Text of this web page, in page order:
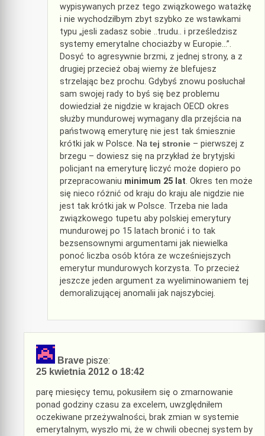
wypisywanych przez tego związkowego watażkę
i nie wychodziłbym zbyt szybko ze wstawkami
typu „jesli zadasz sobie ..trudu.. i prześledzisz
systemy emerytalne chociażby w Europie…”.
Dosyć to agresywnie brzmi, z jednej strony, a z
drugiej przecież obaj wiemy że blefujesz
strzelając bez prochu. Gdybyś znowu posłuchał
sam swojej rady to byś się bez problemu
dowiedział że nigdzie w krajach OECD okres
służby mundurowej wymagany dla przejścia na
państwową emeryturę nie jest tak śmiesznie
krótki jak w Polsce. Na tej stronie – pierwszej z
brzegu – dowiesz się na przykład że brytyjski
policjant na emeryturę liczyć może dopiero po
przepracowaniu minimum 25 lat. Okres ten może
się nieco różnić od kraju do kraju ale nigdzie nie
jest tak krótki jak w Polsce. Trzeba nie lada
związkowego tupetu aby polskiej emerytury
mundurowej po 15 latach bronić i to tak
bezsensownymi argumentami jak niewielka
ponoć liczba osób która ze wcześniejszych
emerytur mundurowych korzysta. To przecież
jeszcze jeden argument za wyeliminowaniem tej
demoralizującej anomalii jak najszybciej.
Brave pisze:
25 kwietnia 2012 o 18:42
parę miesięcy temu, pokusiłem się o zmarnowanie
ponad godziny czasu za excelem, uwzględniłem
oczekiwane przeżywalności, brak zmian w systemie
emerytalnym, wyszło mi, że w chwili obecnej system by